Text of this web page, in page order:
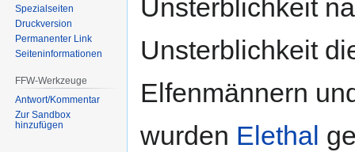
Unsterblichkeit
Unsterblichkeit
Elfenmännern
wurden Elethal
Spezialseiten
Druckversion
Permanenter Link
Seiten­informationen
FFW-Werkzeuge
Antwort/Kommentar
Zur Sandbox
hinzufügen